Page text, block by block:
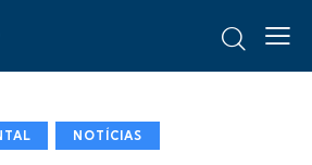
NOTÍCIAS